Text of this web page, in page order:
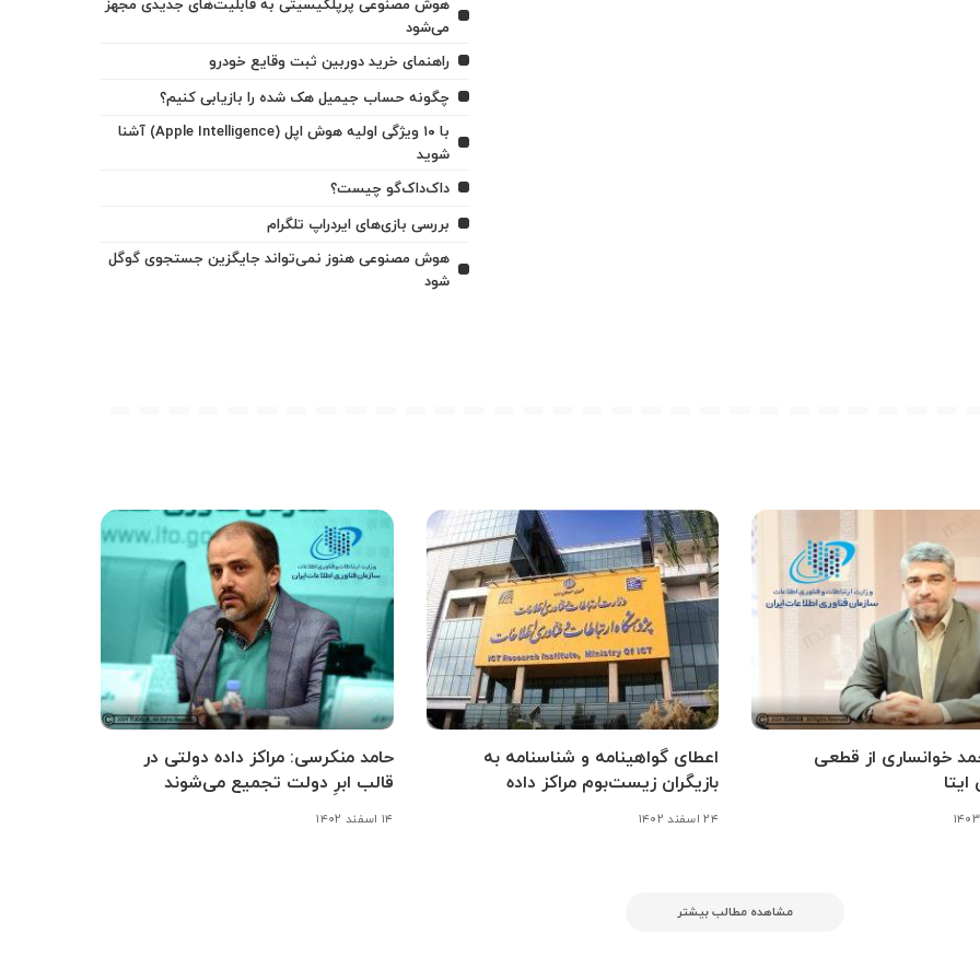
هوش مصنوعی پرپلکیسیتی به قابلیت‌های جدیدی مجهز
می‌شود
راهنمای خرید دوربین ثبت وقایع خودرو
چگونه حساب جیمیل هک شده را بازیابی کنیم؟
با ۱۰ ویژگی اولیه هوش اپل (Apple Intelligence) آشنا
شوید
داک‌داک‌گو چیست؟
بررسی بازی‌های ایردراپ تلگرام
هوش مصنوعی هنوز نمی‌تواند جایگزین جستجوی گوگل
شود
خوانساری از قطعی
اعطای گواهینامه و شناسنامه به
بازیگران زیست‌بوم مراکز داده
۲۴ اسفند ۱۴۰۲
حامد منکرسی: مراکز داده دولتی در
قالب ابرِ دولت تجمیع می‌شوند
۱۴ اسفند ۱۴۰۲
مشاهده مطالب بیشتر